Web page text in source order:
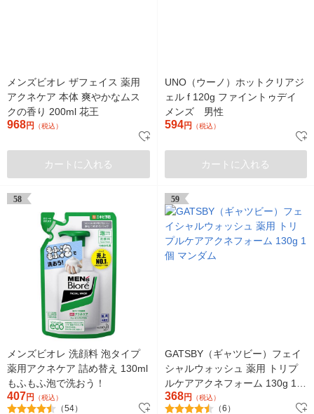
メンズビオレ ザフェイス 薬用
アクネケア 本体 爽やかなムス
クの香り 200ml 花王
968円 （税込）
カートに入れる
UNO（ウーノ）ホットクリアジ
ェル f 120g ファイントゥデイ
メンズ 男性
594円 （税込）
カートに入れる
58
メンズビオレ 洗顔料 泡タイプ
薬用アクネケア 詰め替え 130ml
もふもふ泡で洗おう！
407円 （税込）
（54）
59
GATSBY（ギャツビー）フェイ
シャルウォッシュ 薬用 トリプ
ルケアアクネフォーム 130g 1個
マンダム
368円 （税込）
（6）